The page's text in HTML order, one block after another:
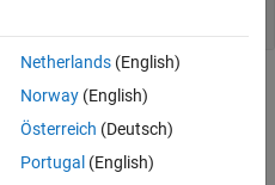
this information?
Netherlands(English)
Norway(English)
Österreich (Deutsch)
Portugal (English)